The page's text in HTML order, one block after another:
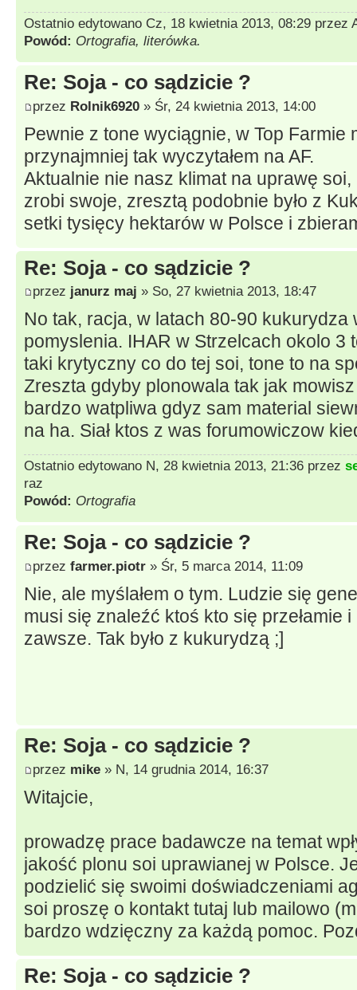
Ostatnio edytowano Cz, 18 kwietnia 2013, 08:29 przez
Powód: Ortografia, literówka.
Re: Soja - co sądzicie ?
przez Rolnik6920 » Śr, 24 kwietnia 2013, 14:00
Pewnie z tone wyciągnie, w Top Farmie
przynajmniej tak wyczytałem na AF.
Aktualnie nie nasz klimat na uprawę
zrobi swoje, zresztą podobnie było z
setki tysięcy hektarów w Polsce i
Re: Soja - co sądzicie ?
przez janurz maj » So, 27 kwietnia 2013, 18:47
No tak, racja, w latach 80-90 kukurydza
pomyslenia. IHAR w Strzelcach okolo 3
taki krytyczny co do tej soi, tone to na
Zreszta gdyby plonowala tak jak
bardzo watpliwa gdyz sam material
na ha. Siał ktos z was forumowiczow
Ostatnio edytowano N, 28 kwietnia 2013, 21:36 przez
raz
Powód: Ortografia
Re: Soja - co sądzicie ?
przez farmer.piotr » Śr, 5 marca 2014, 11:09
Nie, ale myślałem o tym. Ludzie się
musi się znaleźć ktoś kto się przełamie
zawsze. Tak było z kukurydzą ;]
Re: Soja - co sądzicie ?
przez mike » N, 14 grudnia 2014, 16:37
Witajcie,
prowadzę prace badawcze na temat
jakość plonu soi uprawianej w Polsce.
podzielić się swoimi doświadczeniami
soi proszę o kontakt tutaj lub mailowo (
bardzo wdzięczny za każdą pomoc.
Re: Soja - co sądzicie ?